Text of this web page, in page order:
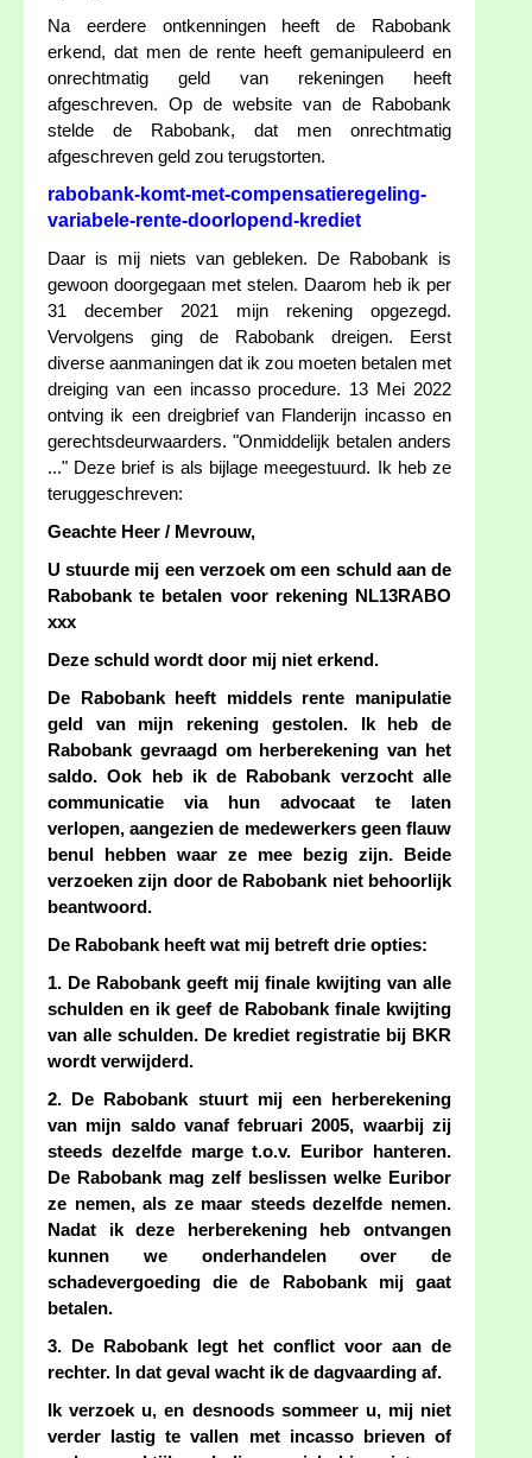
Na eerdere ontkenningen heeft de Rabobank
erkend, dat men de rente heeft gemanipuleerd en
onrechtmatig geld van rekeningen heeft
afgeschreven. Op de website van de Rabobank
stelde de Rabobank, dat men onrechtmatig
afgeschreven geld zou terugstorten.
rabobank-komt-met-compensatieregeling-
variabele-rente-doorlopend-krediet
Daar is mij niets van gebleken. De Rabobank is
gewoon doorgegaan met stelen. Daarom heb ik per
31 december 2021 mijn rekening opgezegd.
Vervolgens ging de Rabobank dreigen. Eerst
diverse aanmaningen dat ik zou moeten betalen met
dreiging van een incasso procedure. 13 Mei 2022
ontving ik een dreigbrief van Flanderijn incasso en
gerechtsdeurwaarders. "Onmiddelijk betalen anders
..." Deze brief is als bijlage meegestuurd. Ik heb ze
teruggeschreven:
Geachte Heer / Mevrouw,
U stuurde mij een verzoek om een schuld aan de
Rabobank te betalen voor rekening NL13RABO
xxx
Deze schuld wordt door mij niet erkend.
De Rabobank heeft middels rente manipulatie
geld van mijn rekening gestolen. Ik heb de
Rabobank gevraagd om herberekening van het
saldo. Ook heb ik de Rabobank verzocht alle
communicatie via hun advocaat te laten
verlopen, aangezien de medewerkers geen flauw
benul hebben waar ze mee bezig zijn. Beide
verzoeken zijn door de Rabobank niet behoorlijk
beantwoord.
De Rabobank heeft wat mij betreft drie opties:
1. De Rabobank geeft mij finale kwijting van alle
schulden en ik geef de Rabobank finale kwijting
van alle schulden. De krediet registratie bij BKR
wordt verwijderd.
2. De Rabobank stuurt mij een herberekening
van mijn saldo vanaf februari 2005, waarbij zij
steeds dezelfde marge t.o.v. Euribor hanteren.
De Rabobank mag zelf beslissen welke Euribor
ze nemen, als ze maar steeds dezelfde nemen.
Nadat ik deze herberekening heb ontvangen
kunnen we onderhandelen over de
schadevergoeding die de Rabobank mij gaat
betalen.
3. De Rabobank legt het conflict voor aan de
rechter. In dat geval wacht ik de dagvaarding af.
Ik verzoek u, en desnoods sommeer u, mij niet
verder lastig te vallen met incasso brieven of